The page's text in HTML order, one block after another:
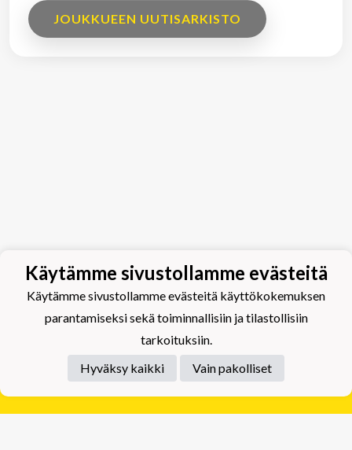
JOUKKUEEN UUTISARKISTO
Tietosuojaseloste
Käytämme sivustollamme evästeitä
Käytämme sivustollamme evästeitä käyttökokemuksen
parantamiseksi sekä toiminnallisiin ja tilastollisiin
tarkoituksiin.
Hyväksy kaikki
Vain pakolliset